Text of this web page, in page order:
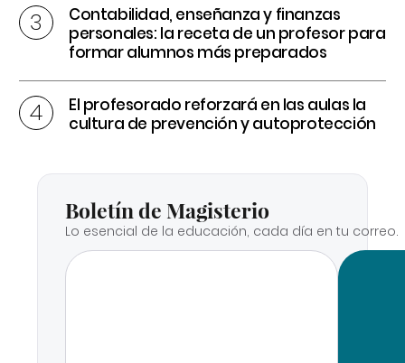
Contabilidad, enseñanza y finanzas
personales: la receta de un profesor para
formar alumnos más preparados
El profesorado reforzará en las aulas la
cultura de prevención y autoprotección
Boletín de Magisterio
Lo esencial de la educación, cada día en tu correo.